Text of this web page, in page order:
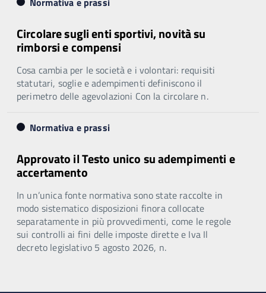
Circolare sugli enti sportivi, novità su
rimborsi e compensi
Cosa cambia per le società e i volontari: requisiti
statutari, soglie e adempimenti definiscono il
perimetro delle agevolazioni Con la circolare n.
Normativa e prassi
Approvato il Testo unico su adempimenti e
accertamento
In un’unica fonte normativa sono state raccolte in
modo sistematico disposizioni finora collocate
separatamente in più provvedimenti, come le regole
sui controlli ai fini delle imposte dirette e Iva Il
decreto legislativo 5 agosto 2026, n.